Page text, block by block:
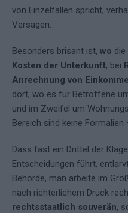
von Einzelfällen spricht,
Versagen.
Besonders brisant ist, wo
Kosten der Unterkunft, bei
Anrechnung von
dort, wo es für Betroffene
und im Zweifel um
Bereich sind keine Formalien
Dass fast ein Drittel der
Entscheidungen führt,
Behörde, man arbeite im
nach richterlichem Druck
rechtsstaatlich souverän,